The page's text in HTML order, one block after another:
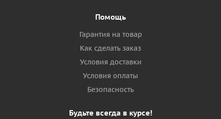
Помощь
Гарантия на товар
Как сделать заказ
Условия доставки
Условия оплаты
Безопасность
Будьте всегда в курсе!